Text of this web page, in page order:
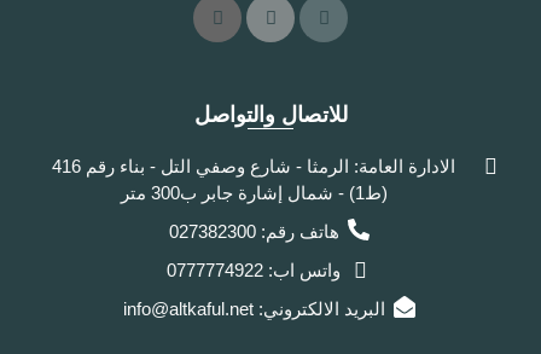
للاتصال والتواصل
الادارة العامة: الرمثا - شارع وصفي التل - بناء رقم 416
(ط1) - شمال إشارة جابر ب300 متر
هاتف رقم: 027382300
واتس اب: 0777774922
البريد الالكتروني: info@altkaful.net